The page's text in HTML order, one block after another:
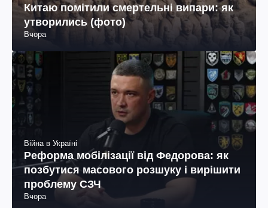
Китаю помітили смертельні випари: як
утворились (фото)
Вчора
Війна в Україні
Реформа мобілізації від Федорова: як
позбутися масового розшуку і вирішити
проблему СЗЧ
Вчора